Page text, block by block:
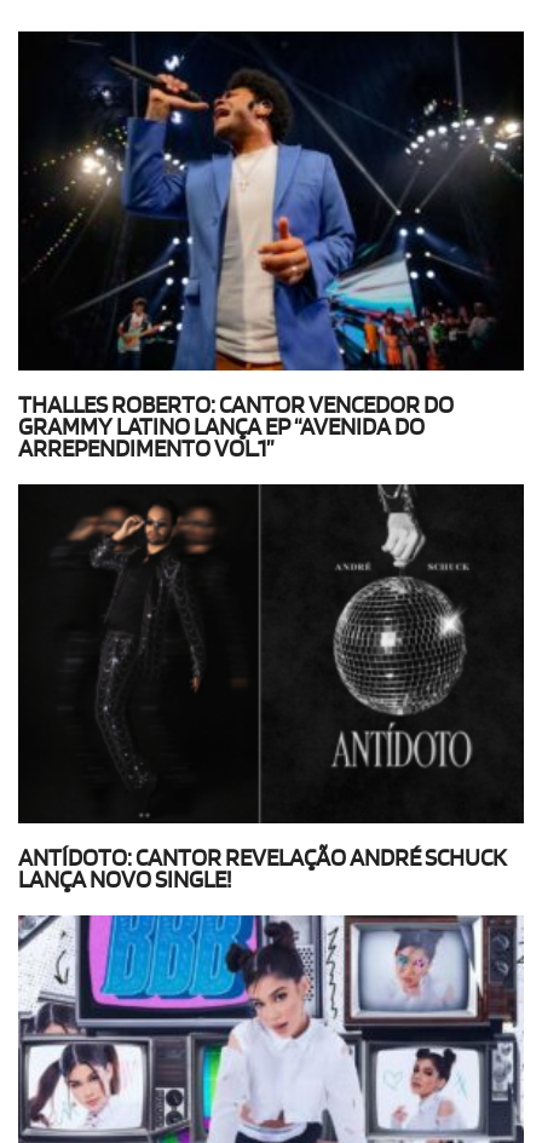
THALLES ROBERTO: CANTOR VENCEDOR DO
GRAMMY LATINO LANÇA EP “AVENIDA DO
ARREPENDIMENTO VOL.1”
ANTÍDOTO: CANTOR REVELAÇÃO ANDRÉ SCHUCK
LANÇA NOVO SINGLE!